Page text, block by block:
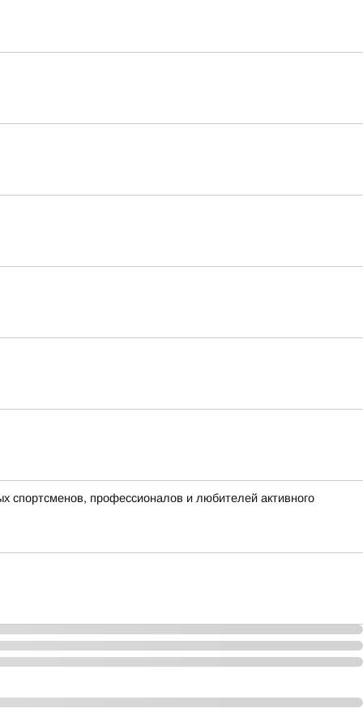
спортсменов, профессионалов и любителей активного